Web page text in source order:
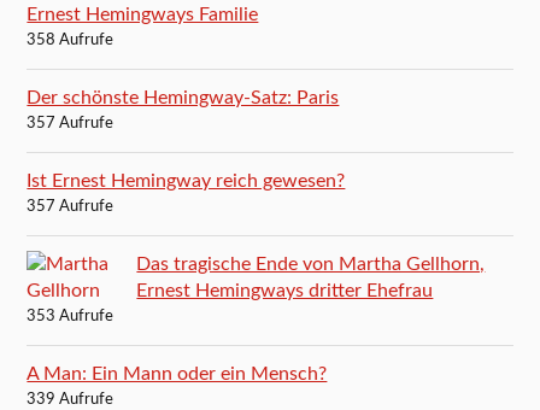
Ernest Hemingways Familie
358 Aufrufe
Der schönste Hemingway-Satz: Paris
357 Aufrufe
Ist Ernest Hemingway reich gewesen?
357 Aufrufe
Das tragische Ende von Martha Gellhorn,
Ernest Hemingways dritter Ehefrau
353 Aufrufe
A Man: Ein Mann oder ein Mensch?
339 Aufrufe